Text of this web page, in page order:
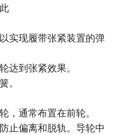
实现履带张紧装置的弹
达到张紧效果。
。
，通常布置在前轮。
止偏离和脱轨。导轮中